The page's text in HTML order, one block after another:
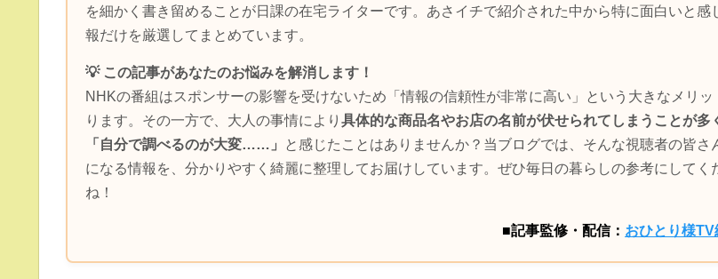
を細かく書き留めることが日課の在宅ライターです。あさイチで紹介された中から特に面白いと感
報だけを厳選してまとめています。
💡 この記事があなたのお悩みを解消します！
NHKの番組はスポンサーの影響を受けないため「情報の信頼性が非常に高い」という大きなメリッ
ります。その一方で、大人の事情により 具体的な商品名やお店の名前が伏せられてしまうことが多
「自分で調べるのが大変……」
と感じたことはありませんか？当ブログでは、そんな視聴者の皆さ
になる情報を、分かりやすく綺麗に整理してお届けしています。ぜひ毎日の暮らしの参考にしてく
ね！
■記事監修・配信： おひとり様TV